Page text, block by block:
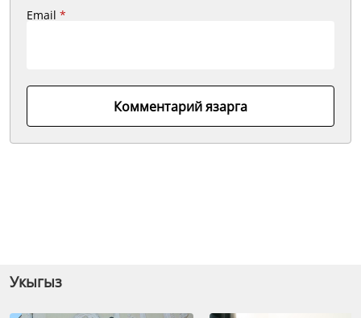
Email *
Комментарий язарга
Укыгыз